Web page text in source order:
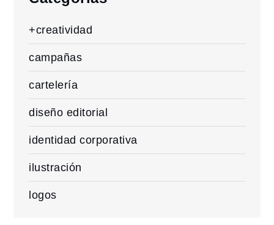
+creatividad
campañas
cartelería
diseño editorial
identidad corporativa
ilustración
logos